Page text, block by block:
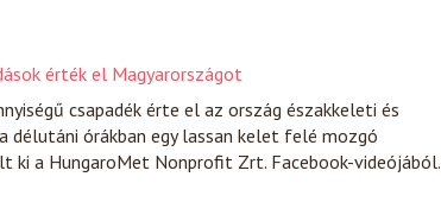
érték el Magyarországot
csapadék érte el az ország északkeleti és
órákban egy lassan kelet felé mozgó
ki a HungaroMet Nonprofit Zrt. Facebook-videójából.